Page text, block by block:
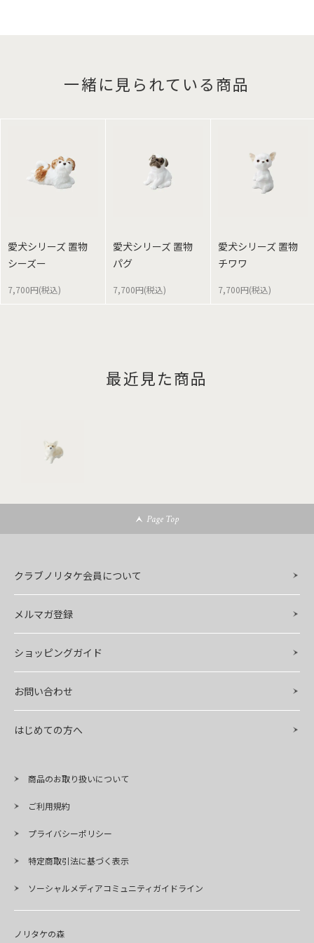
一緒に見られている商品
愛犬シリーズ 置物
シーズー
7,700円(税込)
愛犬シリーズ 置物
パグ
7,700円(税込)
愛犬シリーズ 置物
チワワ
7,700円(税込)
最近見た商品
Page Top
クラブノリタケ会員について
メルマガ登録
ショッピングガイド
お問い合わせ
はじめての方へ
商品のお取り扱いについて
ご利用規約
プライバシーポリシー
特定商取引法に基づく表示
ソーシャルメディアコミュニティガイドライン
ノリタケの森